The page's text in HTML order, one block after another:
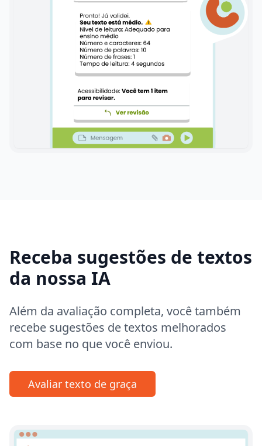
Receba sugestões de textos
da nossa IA
Além da avaliação completa, você também
recebe sugestões de textos melhorados
com base no que você enviou.
Avaliar texto de graça